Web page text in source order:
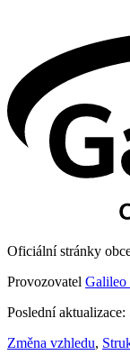
Oficiální stránky
Provozovatel Galileo
Poslední
Změna vzhledu,